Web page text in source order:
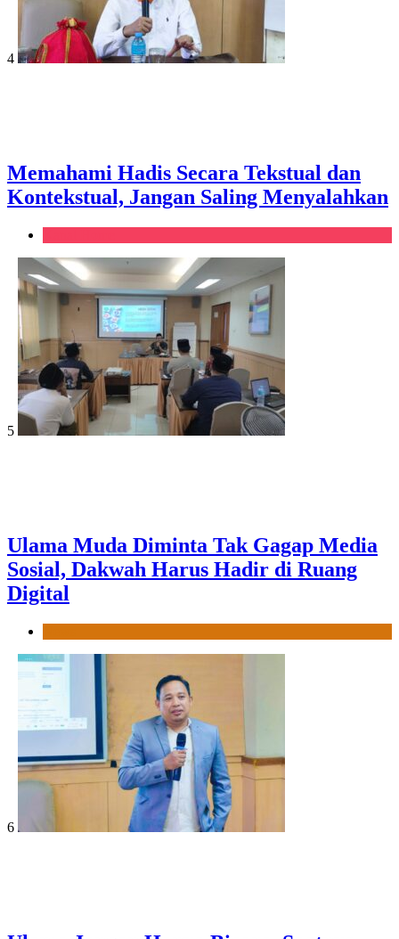
4
Memahami Hadis Secara Tekstual dan
Kontekstual, Jangan Saling Menyalahkan
5
Ulama Muda Diminta Tak Gagap Media
Sosial, Dakwah Harus Hadir di Ruang
Digital
6